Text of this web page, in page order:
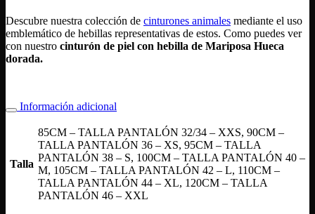
Descubre nuestra colección de cinturones animales mediante el uso
emblemático de hebillas representativas de estos. Como puedes ver
con nuestro cinturón de piel con hebilla de Mariposa Hueca
dorada.
Información adicional
Talla
85CM – TALLA PANTALÓN 32/34 – XXS, 90CM –
TALLA PANTALÓN 36 – XS, 95CM – TALLA
PANTALÓN 38 – S, 100CM – TALLA PANTALÓN 40 –
M, 105CM – TALLA PANTALÓN 42 – L, 110CM –
TALLA PANTALÓN 44 – XL, 120CM – TALLA
PANTALÓN 46 – XXL